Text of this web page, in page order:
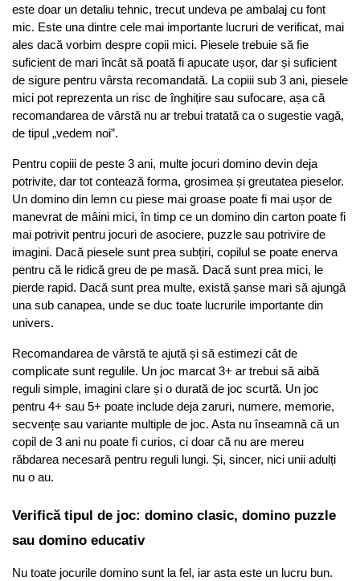
este doar un detaliu tehnic, trecut undeva pe ambalaj cu font
mic. Este una dintre cele mai importante lucruri de verificat, mai
ales dacă vorbim despre copii mici. Piesele trebuie să fie
suficient de mari încât să poată fi apucate ușor, dar și suficient
de sigure pentru vârsta recomandată. La copiii sub 3 ani, piesele
mici pot reprezenta un risc de înghițire sau sufocare, așa că
recomandarea de vârstă nu ar trebui tratată ca o sugestie vagă,
de tipul „vedem noi”.
Pentru copiii de peste 3 ani, multe jocuri domino devin deja
potrivite, dar tot contează forma, grosimea și greutatea pieselor.
Un domino din lemn cu piese mai groase poate fi mai ușor de
manevrat de mâini mici, în timp ce un domino din carton poate fi
mai potrivit pentru jocuri de asociere, puzzle sau potrivire de
imagini. Dacă piesele sunt prea subțiri, copilul se poate enerva
pentru că le ridică greu de pe masă. Dacă sunt prea mici, le
pierde rapid. Dacă sunt prea multe, există șanse mari să ajungă
una sub canapea, unde se duc toate lucrurile importante din
univers.
Recomandarea de vârstă te ajută și să estimezi cât de
complicate sunt regulile. Un joc marcat 3+ ar trebui să aibă
reguli simple, imagini clare și o durată de joc scurtă. Un joc
pentru 4+ sau 5+ poate include deja zaruri, numere, memorie,
secvențe sau variante multiple de joc. Asta nu înseamnă că un
copil de 3 ani nu poate fi curios, ci doar că nu are mereu
răbdarea necesară pentru reguli lungi. Și, sincer, nici unii adulți
nu o au.
Verifică tipul de joc: domino clasic, domino puzzle
sau domino educativ
Nu toate jocurile domino sunt la fel, iar asta este un lucru bun.